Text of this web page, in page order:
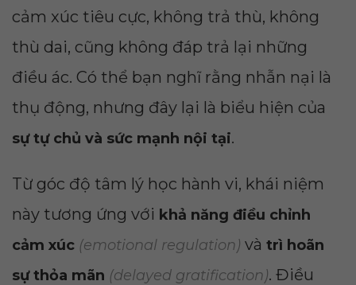
cảm xúc tiêu cực, không trả thù, không
thù dai, cũng không đáp trả lại những
điều ác. Có thể bạn nghĩ rằng nhẫn nại là
thụ động, nhưng đây lại là biểu hiện của
sự tự chủ và sức mạnh nội tại.
Từ góc độ tâm lý học hành vi, khái niệm
này tương ứng với khả năng điều chỉnh
cảm xúc (emotional regulation) và trì hoãn
sự thỏa mãn (delayed gratification). Điều